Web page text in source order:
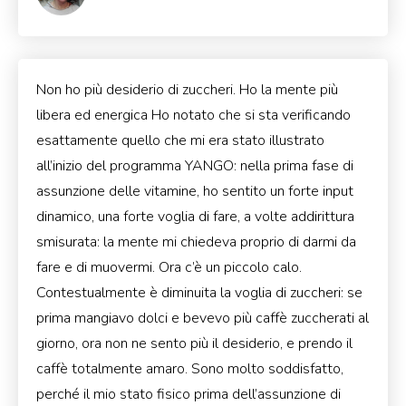
Non ho più desiderio di zuccheri. Ho la mente più
libera ed energica Ho notato che si sta verificando
esattamente quello che mi era stato illustrato
all’inizio del programma YANGO: nella prima fase di
assunzione delle vitamine, ho sentito un forte input
dinamico, una forte voglia di fare, a volte addirittura
smisurata: la mente mi chiedeva proprio di darmi da
fare e di muovermi. Ora c’è un piccolo calo.
Contestualmente è diminuita la voglia di zuccheri: se
prima mangiavo dolci e bevevo più caffè zuccherati al
giorno, ora non ne sento più il desiderio, e prendo il
caffè totalmente amaro. Sono molto soddisfatto,
perché il mio stato fisico prima dell’assunzione di